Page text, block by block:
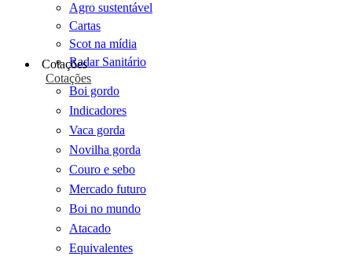
Agro sustentável
Cartas
Scot na mídia
Radar Sanitário
Cotações
Cotações
Boi gordo
Indicadores
Vaca gorda
Novilha gorda
Couro e sebo
Mercado futuro
Boi no mundo
Atacado
Equivalentes